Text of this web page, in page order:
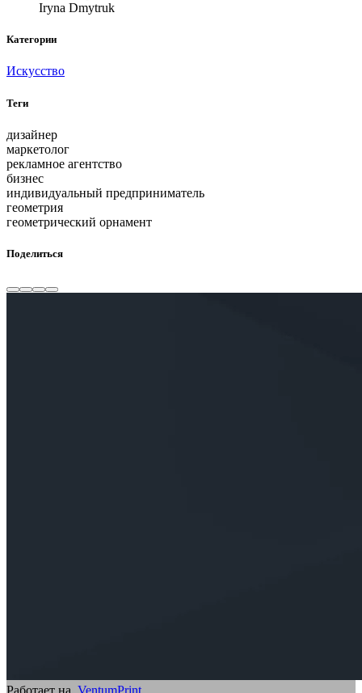
Iryna Dmytruk
Категории
Искусство
Теги
дизайнер
маркетолог
рекламное агентство
бизнес
индивидуальный предприниматель
геометрия
геометрический орнамент
Поделиться
Работает на VentumPrint